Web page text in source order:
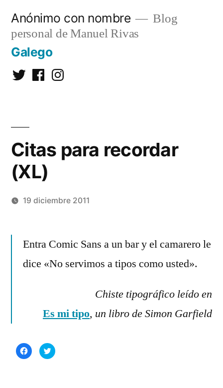
contenido
Anónimo con nombre
Blog
personal de Manuel Rivas
Galego
TwitterFacebookInstagram
Citas para recordar
(XL)
Álvarez
19 diciembre 2011
comentario
en
para
Entra Comic Sans a un bar y el camarero le
dice «No servimos a tipos como usted».
Chiste tipográfico leído en
Es mi tipo, un libro de Simon Garfield
Haz
clic
Haz
clic